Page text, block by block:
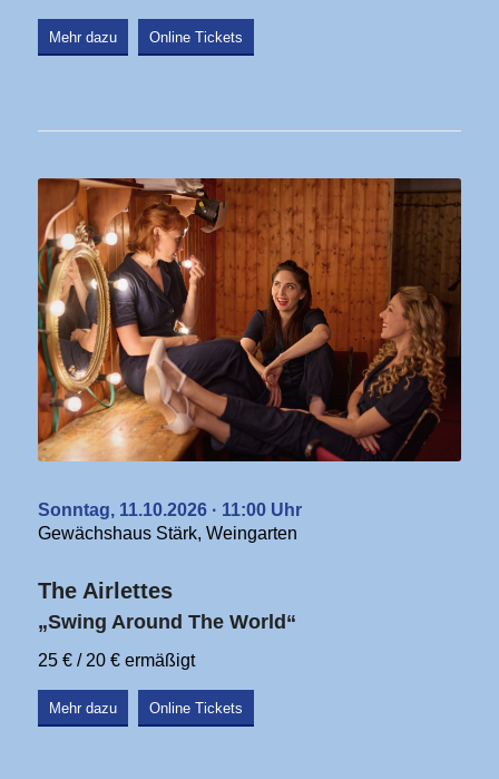
Mehr dazu Online Tickets
Sonntag, 11.10.2026 · 11:00 Uhr
Gewächshaus Stärk, Weingarten
The Airlettes
„Swing Around The World“
25 € / 20 € ermäßigt
Mehr dazu Online Tickets